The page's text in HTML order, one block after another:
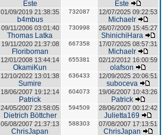
Este Este
01/09/2019 21:38:35
b4mbus
732087 12/07/2025 09:22:53
Michaelr
09/11/2006 03:01:40
Thomas Latka
730998 26/07/2009 15:45:27
ShinichiHara
19/11/2020 21:37:08
Floriboman
667358 17/07/2025 08:57:31
Michaelr
12/01/2008 13:44:14
OkamiKun
655381 02/12/2012 16:00:59
olafson
12/10/2022 13:01:38
Sumire
636433 12/09/2025 20:06:51
suboceva
18/06/2007 19:12:14
Patrick
604073 19/06/2007 10:43:26
Patrick
24/05/2007 23:58:05
Dietrich Böttcher
594509 28/06/2007 00:12:42
Julietta169
06/08/2007 21:37:13
ChrisJapan
588303 07/08/2007 17:13:51
ChrisJapan